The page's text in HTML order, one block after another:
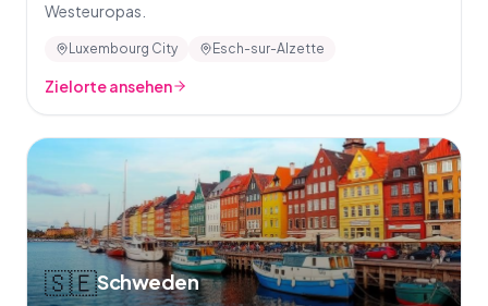
Westeuropas.
Luxembourg City Esch-sur-Alzette
Zielorte ansehen
🇸🇪Schweden